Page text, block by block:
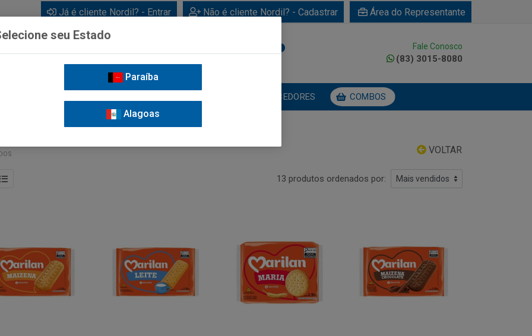
Já é cliente Nordil? - Entrar Não é cliente Nordil? - Cadastrar Área do Representante
Fale Conosco
(83) 3015-8080
FORNECEDORES COMBOS
VOLTAR
13 produtos ordenados por:
seu Estado
Paraíba
Alagoas